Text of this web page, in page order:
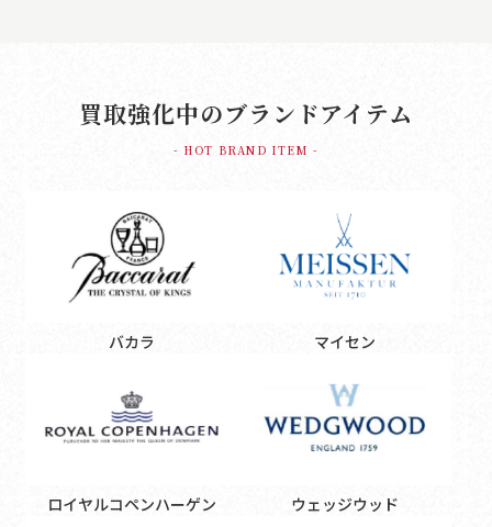
買取強化中のブランドアイテム
- HOT BRAND ITEM -
バカラ マイセン
ロイヤルコペンハーゲン ウェッジウッド